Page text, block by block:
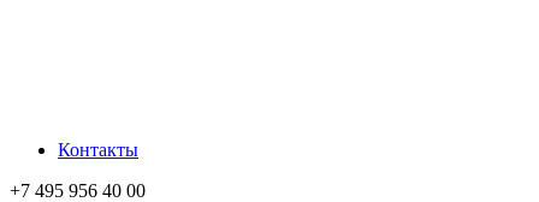
Контакты
+7 495 956 40 00